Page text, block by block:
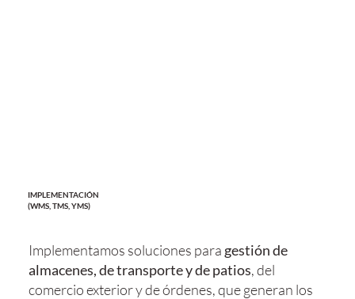
IMPLEMENTACIÓN
(WMS, TMS, YMS)
Implementamos soluciones para gestión de
almacenes, de transporte y de patios, del
comercio exterior y de órdenes, que generan los